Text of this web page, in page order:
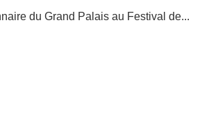
du Grand Palais au Festival de...